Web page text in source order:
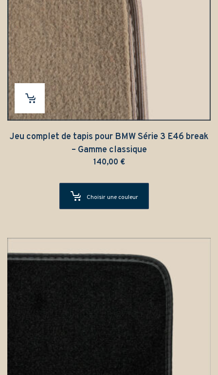
Jeu complet de tapis pour BMW Série 3 E46 break
– Gamme classique
140,00 €
Choisir une couleur